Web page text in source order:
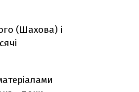
(Шахова) і